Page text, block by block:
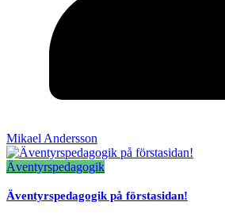
Mikael Andersson
Äventyrspedagogik
Äventyrspedagogik på förstasidan!